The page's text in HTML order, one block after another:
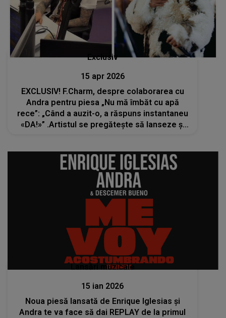
Exclusiv
15 apr 2026
EXCLUSIV! F.Charm, despre colaborarea cu
Andra pentru piesa „Nu mă îmbăt cu apă
rece”: „Când a auzit-o, a răspuns instantaneu
«DA!»” .Artistul se pregătește să lanseze și
Lansări muzicale
15 ian 2026
Noua piesă lansată de Enrique Iglesias și
Andra te va face să dai REPLAY de la primul